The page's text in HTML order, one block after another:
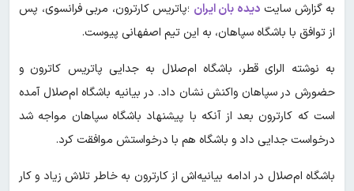
به گزارش سایت دیده بان ایران ؛پاتریس کارترون، مربی فرانسوی، پس
از توافق با باشگاه سپاهان، به این تیم اصفهانی پیوست.
به نوشته الرای قطر، باشگاه ام‌صلال به جدایی پاتریس کاترون و
حضورش در سپاهان واکنش نشان داد. در بیانیه باشگاه ام‌صلال آمده
است که کارترون بعد از آنکه با پیشنهاد باشگاه سپاهان مواجه شد
درخواست جدایی داد و باشگاه هم با درخواستش موافقت کرد.
باشگاه ام‌صلال در ادامه بیانیه‌اش از کارترون به خاطر تلاش زیاد و کار